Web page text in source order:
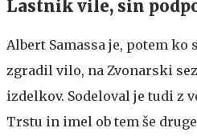
Lastnik vile, sin
Albert Samassa je, potem ko
zgradil vilo, na Zvonarski
izdelkov. Sodeloval je tudi z
Trstu in imel ob tem še